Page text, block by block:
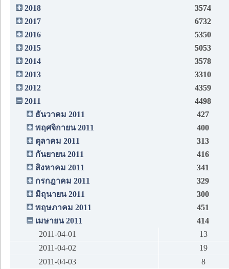
2018
3574
2017
6732
2016
5350
2015
5053
2014
3578
2013
3310
2012
4359
2011
4498
ธันวาคม 2011
427
พฤศจิกายน 2011
400
ตุลาคม 2011
313
กันยายน 2011
416
สิงหาคม 2011
341
กรกฎาคม 2011
329
มิถุนายน 2011
300
พฤษภาคม 2011
451
เมษายน 2011
414
2011-04-01
13
2011-04-02
19
2011-04-03
8